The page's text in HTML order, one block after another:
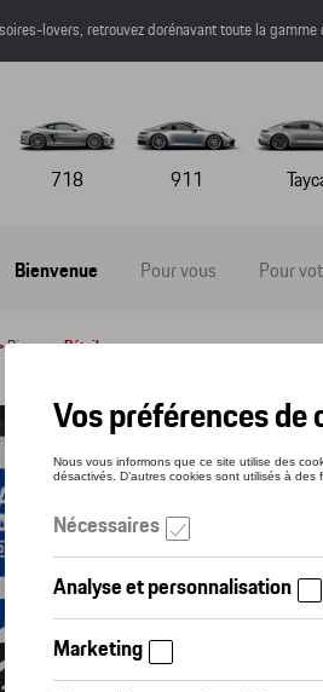
lovers, retrouvez dorénavant toute la
718 911
Bienvenue Pour vous Pour
Divers > Détail
SIÈGE
Référence:
Contactez
Presque trop